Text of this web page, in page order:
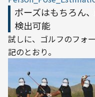
ポーズはもちろん
検出可能
試しに、ゴルフのフォ
記のとおり。